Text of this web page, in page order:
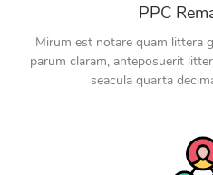
PPC
Mirum est notare quam littera
parum claram, anteposuerit
seacula quarta